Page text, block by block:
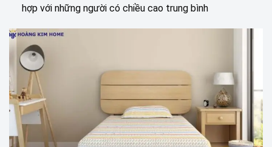
hợp với những người có chiều cao trung bình